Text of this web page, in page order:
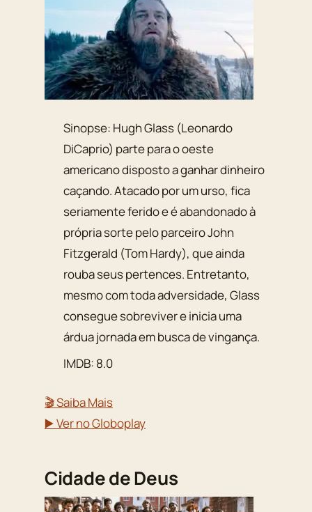
Sinopse: Hugh Glass (Leonardo
DiCaprio) parte para o oeste
americano disposto a ganhar dinheiro
caçando. Atacado por um urso, fica
seriamente ferido e é abandonado à
própria sorte pelo parceiro John
Fitzgerald (Tom Hardy), que ainda
rouba seus pertences. Entretanto,
mesmo com toda adversidade, Glass
consegue sobreviver e inicia uma
árdua jornada em busca de vingança.
IMDB: 8.0
🎬 Saiba Mais
▶️ Ver no Globoplay
Cidade de Deus